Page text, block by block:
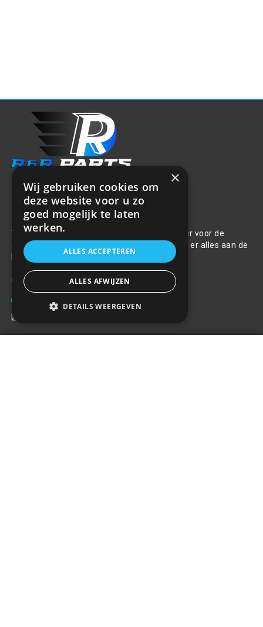
Over ons
Welkom bij R&R Parts Automotive, uw partner voor de
aanschaf van alle auto accessoires. Wij doen er alles aan de
beste selectie, service & prijs te bieden.
Contact
+31(0)85 486 83 17
×
Wij gebruiken cookies om
deze website voor u zo
goed mogelijk te laten
werken.
ALLES ACCEPTEREN
ALLES AFWIJZEN
DETAILS WEERGEVEN